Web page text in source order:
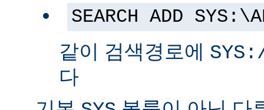
SEARCH ADD
같이 검색경로에
다